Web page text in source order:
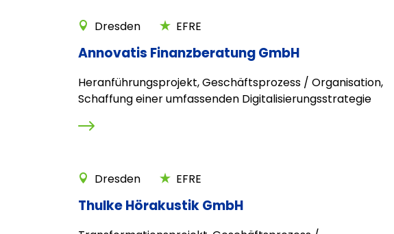
Dresden EFRE
Annovatis Finanzberatung GmbH
Heranführungsprojekt, Geschäftsprozess / Organisation,
Schaffung einer umfassenden Digitalisierungsstrategie
Dresden EFRE
Thulke Hörakustik GmbH